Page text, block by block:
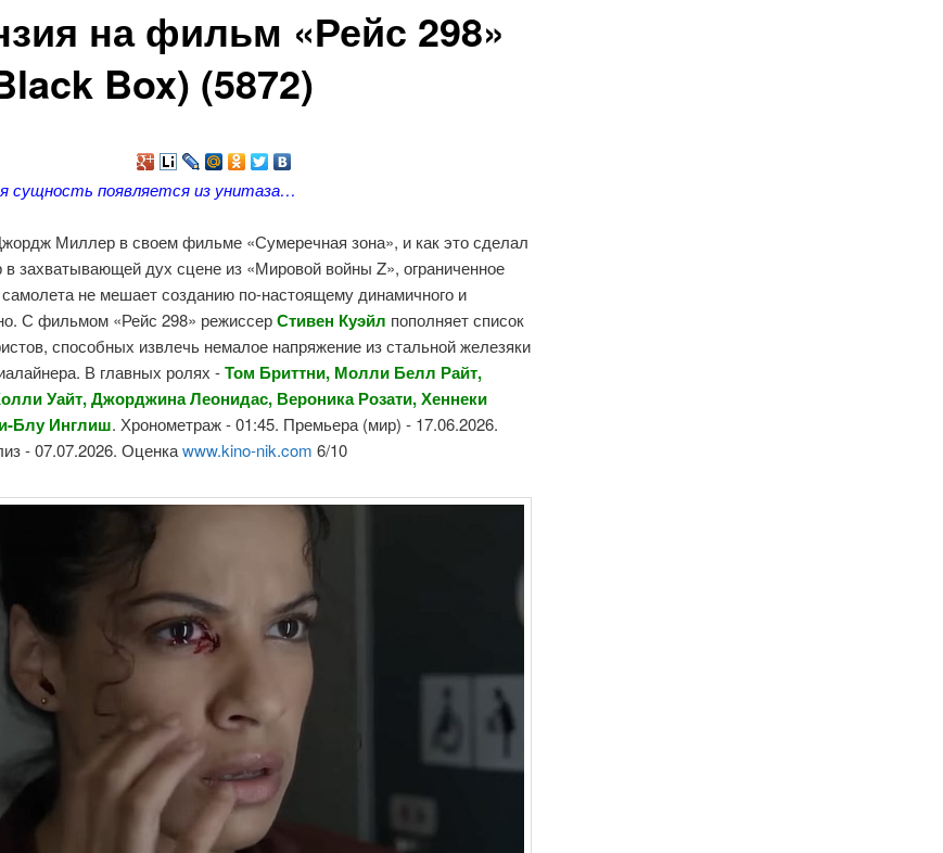
на фильм «Рейс 298»
Box) (5872)
сущность появляется из унитаза…
Миллер в своем фильме «Сумеречная зона», и как это сделал
захватывающей дух сцене из «Мировой войны Z», ограниченное
самолета не мешает созданию по-настоящему динамичного и
С фильмом «Рейс 298» режиссерСтивен Куэйл пополняет список
способных извлечь немалое напряжение из стальной железяки
В главных ролях -Том Бриттни, Молли Белл Райт,
Уайт, Джорджина Леонидас, Вероника Розати, Хеннеки
Блу Инглиш. Хронометраж - 01:45. Премьера (мир) - 17.06.2026.
- 07.07.2026. Оценкаwww.kino-nik.com 6/10